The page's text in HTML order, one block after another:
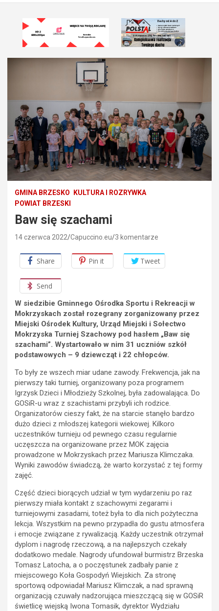
GMINA BRZESKO
KULTURA I ROZRYWKA
POWIAT BRZESKI
Baw się szachami
14 czerwca 2022 Capuccino.eu 3 komentarze
Share Pin it Tweet
Send
W siedzibie Gminnego Ośrodka Sportu i Rekreacji w
Mokrzyskach został rozegrany zorganizowany przez
Miejski Ośrodek Kultury, Urząd Miejski i Sołectwo
Mokrzyska Turniej Szachowy pod hasłem „Baw się
szachami”. Wystartowało w nim 31 uczniów szkół
podstawowych – 9 dziewcząt i 22 chłopców.
To były ze wszech miar udane zawody. Frekwencja, jak na
pierwszy taki turniej, organizowany poza programem
Igrzysk Dzieci i Młodzieży Szkolnej, była zadowalająca. Do
GOSiR-u wraz z szachistami przybyli ich rodzice.
Organizatorów cieszy fakt, że na starcie stanęło bardzo
dużo dzieci z młodszej kategorii wiekowej. Kilkoro
uczestników turnieju od pewnego czasu regularnie
uczęszcza na organizowane przez MOK zajęcia
prowadzone w Mokrzyskach przez Mariusza Klimczaka.
Wyniki zawodów świadczą, że warto korzystać z tej formy
zajęć.
Część dzieci biorących udział w tym wydarzeniu po raz
pierwszy miała kontakt z szachowymi zegarami i
turniejowymi zasadami, toteż była to dla nich pożyteczna
lekcja. Wszystkim na pewno przypadła do gustu atmosfera
i emocje związane z rywalizacją. Każdy uczestnik otrzymał
dyplom i nagrodę rzeczową, a na najlepszych czekały
dodatkowo medale. Nagrody ufundował burmistrz Brzeska
Tomasz Latocha, a o poczęstunek zadbały panie z
miejscowego Koła Gospodyń Wiejskich. Za stronę
sportową odpowiadał Mariusz Klimczak, a nad sprawną
organizacją czuwały nadzorująca mieszczącą się w GOSiR
świetlicę wiejską Iwona Tomasik, dyrektor Wydziału